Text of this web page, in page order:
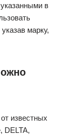
в
марку,
известных
DELTA,